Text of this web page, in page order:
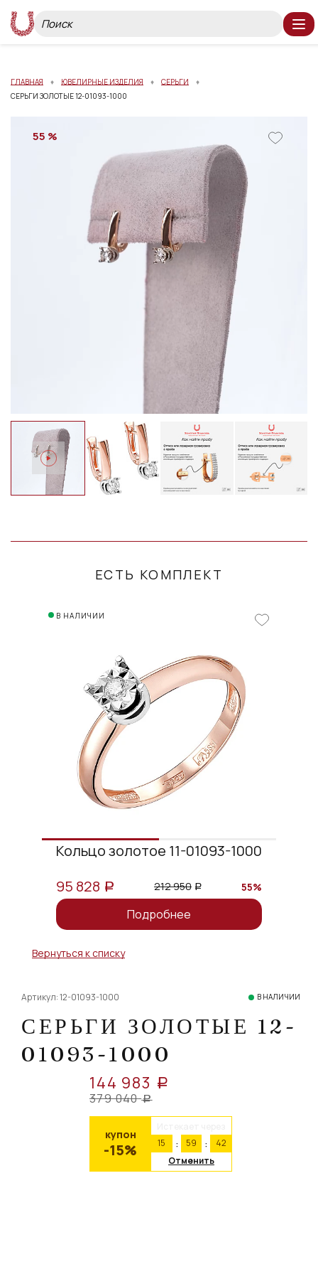
ГЛАВНАЯ ЮВЕЛИРНЫЕ ИЗДЕЛИЯ
СЕРЬГИ
СЕРЬГИ ЗОЛОТЫЕ 12-01093-1000
ЕСТЬ КОМПЛЕКТ
В НАЛИЧИИ
Кольцо золотое 11-01093-1000
95 828 a 212 950 a 55%
Подробнее
55 %
Вернуться к списку
Артикул: 12-01093-1000 В НАЛИЧИИ
СЕРЬГИ ЗОЛОТЫЕ 12-
01093-1000
144 983 a
379 040 a
купон
-15%
15
59
42
Отменить